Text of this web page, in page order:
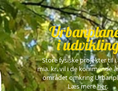
i
Store fysiske projekter til i
mia. kr. vil i de kommende
området omkring
Læs mereher.